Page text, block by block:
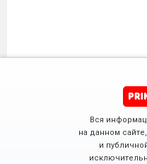
Вся
на данном
и